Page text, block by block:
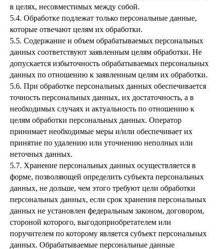
в целях, несовместимых между собой.
5.4. Обработке подлежат только персональные данные,
которые отвечают целям их обработки.
5.5. Содержание и объем обрабатываемых персональных
данных соответствуют заявленным целям обработки. Не
допускается избыточность обрабатываемых персональных
данных по отношению к заявленным целям их обработки.
5.6. При обработке персональных данных обеспечивается
точность персональных данных, их достаточность, а в
необходимых случаях и актуальность по отношению к
целям обработки персональных данных. Оператор
принимает необходимые меры и/или обеспечивает их
принятие по удалению или уточнению неполных или
неточных данных.
5.7. Хранение персональных данных осуществляется в
форме, позволяющей определить субъекта персональных
данных, не дольше, чем этого требуют цели обработки
персональных данных, если срок хранения персональных
данных не установлен федеральным законом, договором,
стороной которого, выгодоприобретателем или
поручителем по которому является субъект персональных
данных. Обрабатываемые персональные данные